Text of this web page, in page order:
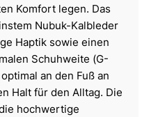
Komfort legen. Das
Nubuk-Kalbleder
Haptik sowie einen
Schuhweite (G-
an den Fuß an
Halt für den Alltag. Die
hochwertige